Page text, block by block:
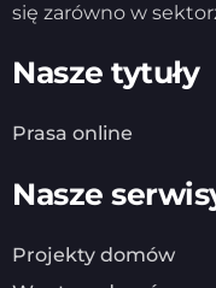
się zarówno w
Nasze tytuły
Prasa online
Nasze
Projekty domów